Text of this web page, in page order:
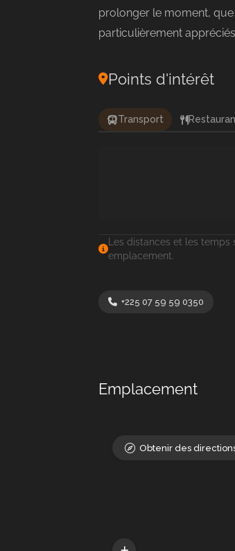
prolonger le moment,
particulièrement
Points d'intérêt
Transport
Les distances et les
emplacement.
+225 07 59 59 0350
Emplacement
Obtenir des